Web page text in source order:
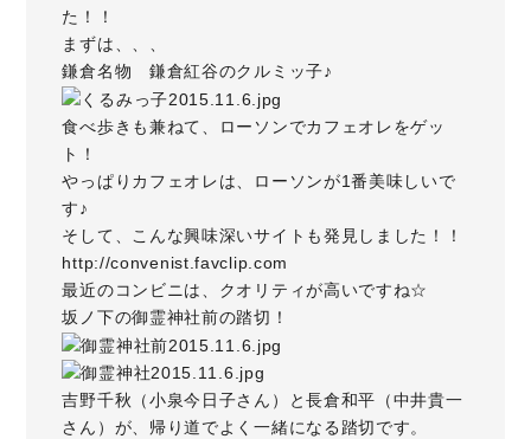
た！！
まずは、、、
鎌倉名物 鎌倉紅谷のクルミッ子♪
食べ歩きも兼ねて、ローソンでカフェオレをゲッ
ト！
やっぱりカフェオレは、ローソンが1番美味しいで
す♪
そして、こんな興味深いサイトも発見しました！！
http://convenist.favclip.com
最近のコンビニは、クオリティが高いですね☆
坂ノ下の御霊神社前の踏切！
吉野千秋（小泉今日子さん）と長倉和平（中井貴一
さん）が、帰り道でよく一緒になる踏切です。